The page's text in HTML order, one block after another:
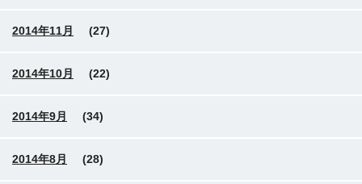
2014年11月 (27)
2014年10月 (22)
2014年9月 (34)
2014年8月 (28)